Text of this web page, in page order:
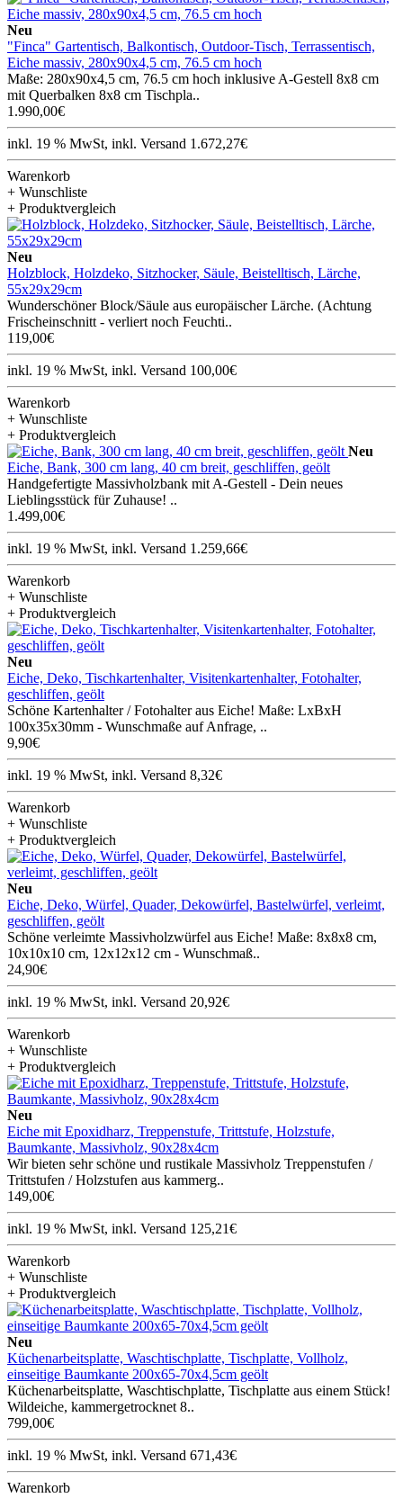
Neu
"Finca" Gartentisch, Balkontisch, Outdoor-Tisch, Terrassentisch,
Eiche massiv, 280x90x4,5 cm, 76.5 cm hoch
Maße: 280x90x4,5 cm, 76.5 cm hoch inklusive A-Gestell 8x8 cm
mit Querbalken 8x8 cm Tischpla..
1.990,00€
inkl. 19 % MwSt, inkl. Versand 1.672,27€
Warenkorb
+ Wunschliste
+ Produktvergleich
Neu
Holzblock, Holzdeko, Sitzhocker, Säule, Beistelltisch, Lärche,
55x29x29cm
Wunderschöner Block/Säule aus europäischer Lärche. (Achtung
Frischeinschnitt - verliert noch Feuchti..
119,00€
inkl. 19 % MwSt, inkl. Versand 100,00€
Warenkorb
+ Wunschliste
+ Produktvergleich
Neu
Eiche, Bank, 300 cm lang, 40 cm breit, geschliffen, geölt
Handgefertigte Massivholzbank mit A-Gestell - Dein neues
Lieblingsstück für Zuhause! ..
1.499,00€
inkl. 19 % MwSt, inkl. Versand 1.259,66€
Warenkorb
+ Wunschliste
+ Produktvergleich
Neu
Eiche, Deko, Tischkartenhalter, Visitenkartenhalter, Fotohalter,
geschliffen, geölt
Schöne Kartenhalter / Fotohalter aus Eiche! Maße: LxBxH
100x35x30mm - Wunschmaße auf Anfrage, ..
9,90€
inkl. 19 % MwSt, inkl. Versand 8,32€
Warenkorb
+ Wunschliste
+ Produktvergleich
Neu
Eiche, Deko, Würfel, Quader, Dekowürfel, Bastelwürfel, verleimt,
geschliffen, geölt
Schöne verleimte Massivholzwürfel aus Eiche! Maße: 8x8x8 cm,
10x10x10 cm, 12x12x12 cm - Wunschmaß..
24,90€
inkl. 19 % MwSt, inkl. Versand 20,92€
Warenkorb
+ Wunschliste
+ Produktvergleich
Neu
Eiche mit Epoxidharz, Treppenstufe, Trittstufe, Holzstufe,
Baumkante, Massivholz, 90x28x4cm
Wir bieten sehr schöne und rustikale Massivholz Treppenstufen /
Trittstufen / Holzstufen aus kammerg..
149,00€
inkl. 19 % MwSt, inkl. Versand 125,21€
Warenkorb
+ Wunschliste
+ Produktvergleich
Neu
Küchenarbeitsplatte, Waschtischplatte, Tischplatte, Vollholz,
einseitige Baumkante 200x65-70x4,5cm geölt
Küchenarbeitsplatte, Waschtischplatte, Tischplatte aus einem Stück!
Wildeiche, kammergetrocknet 8..
799,00€
inkl. 19 % MwSt, inkl. Versand 671,43€
Warenkorb